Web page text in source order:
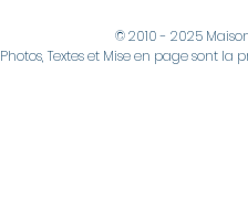
© 2010 - 2025
Photos, Textes et Mise en page sont